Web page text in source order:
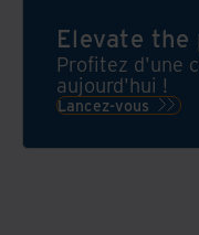
réputation
de
votre
marque
Elevate
Profitez d'une
aujourd'hui !
Lancez-vous